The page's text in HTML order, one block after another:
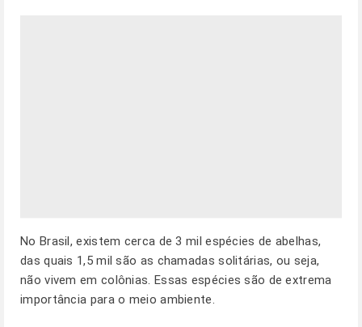
No Brasil, existem cerca de 3 mil espécies de abelhas,
das quais 1,5 mil são as chamadas solitárias, ou seja,
não vivem em colônias. Essas espécies são de extrema
importância para o meio ambiente.